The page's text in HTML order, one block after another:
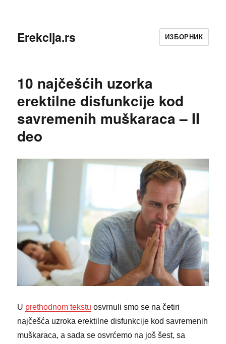
Erekcija.rs ИЗБОРНИК
10 najčešćih uzorka
erektilne disfunkcije kod
savremenih muškaraca – II
deo
U prethodnom tekstu osvrnuli smo se na četiri
najčešća uzroka erektilne disfunkcije kod savremenih
muškaraca, a sada se osvrćemo na još šest, sa